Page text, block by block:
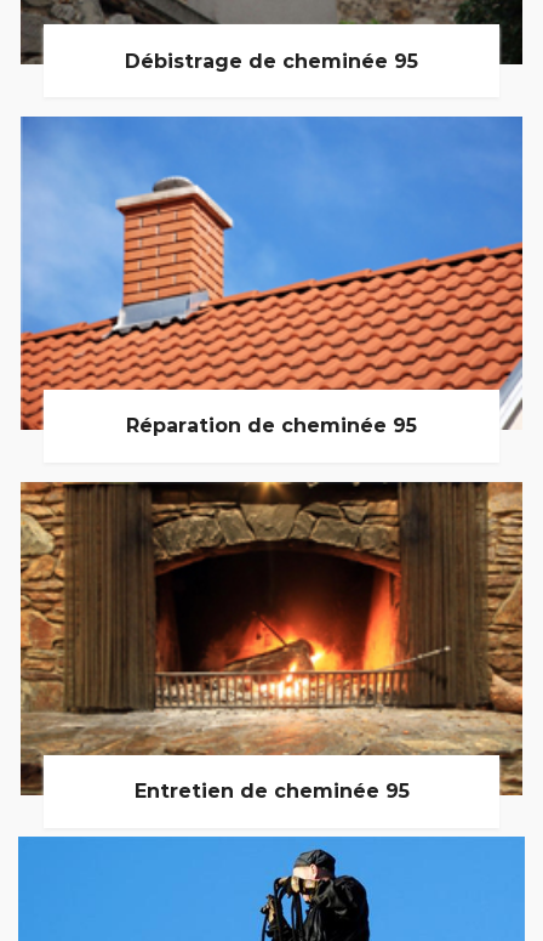
Débistrage de cheminée 95
Réparation de cheminée 95
Entretien de cheminée 95